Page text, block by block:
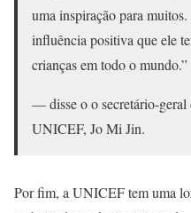
uma inspiração para
influência positiva que ele
crianças em todo o mundo.”
— disse o o secretário-
UNICEF, Jo Mi Jin.
Por fim, a UNICEF tem uma